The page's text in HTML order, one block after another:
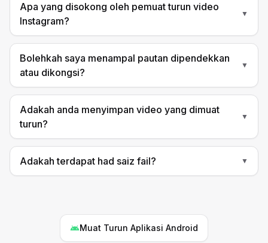
Apa yang disokong oleh pemuat turun video
Instagram?
▼
Bolehkah saya menampal pautan dipendekkan
atau dikongsi?
▼
Adakah anda menyimpan video yang dimuat
turun?
▼
Adakah terdapat had saiz fail? ▼
Muat Turun Aplikasi Android